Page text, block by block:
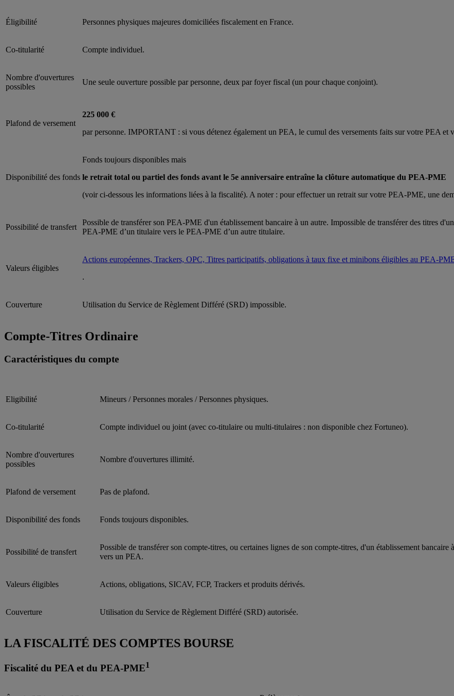
Éligibilité Personnes physiques majeures domiciliées fiscalement en France.
Co-titularité Compte individuel.
Nombre d'ouvertures
possibles
Une seule ouverture possible par personne, deux par foyer fiscal (un pour chaque conjoint).
Plafond de versement
225 000 €
par personne. IMPORTANT : si vous détenez également un PEA, le cumul des versements faits sur votre PEA
Disponibilité des fonds
Fonds toujours disponibles mais
le retrait total ou partiel des fonds avant le 5e anniversaire entraîne la clôture automatique du PEA-PME
(voir ci-dessous les informations liées à la fiscalité). A noter : pour effectuer un retrait sur votre PEA-PME, une
Possibilité de transfert
Possible de transférer son PEA-PME d'un établissement bancaire à un autre. Impossible de transférer des titres
PEA-PME d’un titulaire vers le PEA-PME d’un autre titulaire.
Valeurs éligibles
Actions européennes, Trackers, OPC, Titres participatifs, obligations à taux fixe et minibons éligibles au PEA-
.
Couverture Utilisation du Service de Règlement Différé (SRD) impossible.
Compte-Titres Ordinaire
Caractéristiques du compte
Eligibilité Mineurs / Personnes morales / Personnes physiques.
Co-titularité Compte individuel ou joint (avec co-titulaire ou multi-titulaires : non disponible chez Fortuneo).
Nombre d'ouvertures
possibles
Nombre d'ouvertures illimité.
Plafond de versement Pas de plafond.
Disponibilité des fonds Fonds toujours disponibles.
Possibilité de transfert
Possible de transférer son compte-titres, ou certaines lignes de son compte-titres, d'un établissement
vers un PEA.
Valeurs éligibles Actions, obligations, SICAV, FCP, Trackers et produits dérivés.
Couverture Utilisation du Service de Règlement Différé (SRD) autorisée.
LA FISCALITÉ DES COMPTES BOURSE
Fiscalité du PEA et du PEA-PME1